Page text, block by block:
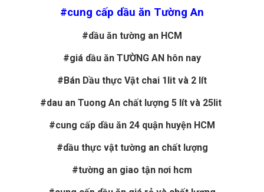
#cung cấp dầu ăn Tường An
#dầu ăn tường an HCM
#giá dầu ăn TƯỜNG AN hôn nay
#Bán Dầu thực Vật chai 1lit và 2 lít
#dau an Tuong An chất lượng 5 lít và 25lit
#cung cấp dầu ăn 24 quận huyện HCM
#dầu thực vật tường an chất lượng
#tường an giao tận nơi hcm